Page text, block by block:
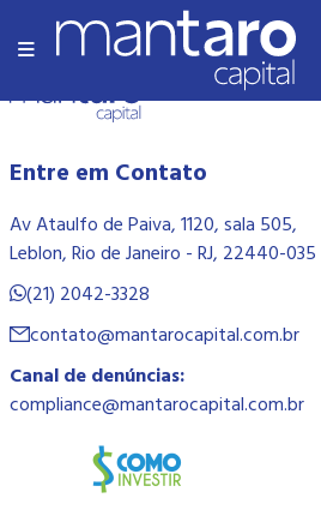
Olá Mundo!
Entre em Contato
Av Ataulfo de Paiva, 1120, sala 505,
Leblon, Rio de Janeiro - RJ, 22440-035
(21) 2042-3328
contato@mantarocapital.com.br
Canal de denúncias:
compliance@mantarocapital.com.br